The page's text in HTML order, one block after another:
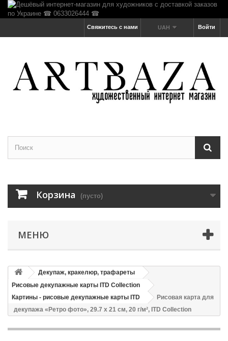
Войти
UAH
Свяжитесь с нами
Корзина (пусто)
МЕНЮ
Декупаж, кракелюр, трафареты
Рисовые декупажные карты ITD Collection
Картины - рисовые декупажные карты ITD
Рисовая карта для
декупажа «Ретро фото», 29.7 x 21 см, 20 г/м², ITD Collection